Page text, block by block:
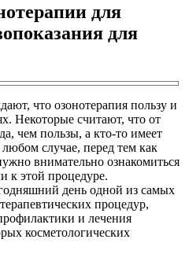
для
для
что озонотерапия пользу и
Некоторые считают, что от
чем пользы, а кто-то имеет
случае, перед тем как
внимательно ознакомиться
к этой процедуре.
день одной из самых
процедур,
и лечения
косметологических